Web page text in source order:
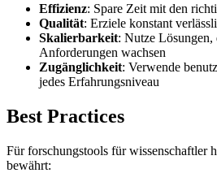
Effizienz: Spare Zeit mit den
Qualität: Erziele konstant
Skalierbarkeit: Nutze Lösungen,
Anforderungen wachsen
Zugänglichkeit: Verwende
jedes Erfahrungsniveau
Best Practices
Für forschungstools für wissenschaftler
bewährt: